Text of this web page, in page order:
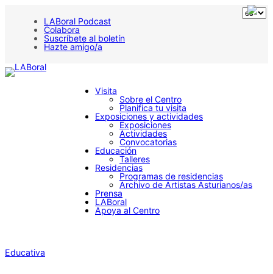
LABoral Podcast
Colabora
Suscríbete al boletín
Hazte amigo/a
Visita
Sobre el Centro
Planifica tu visita
Exposiciones y actividades
Exposiciones
Actividades
Convocatorias
Educación
Talleres
Residencias
Programas de residencias
Archivo de Artistas Asturianos/as
Prensa
LABoral
Apoya al Centro
Educativa